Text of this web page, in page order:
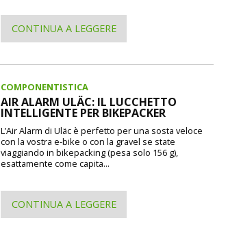
CONTINUA A LEGGERE
COMPONENTISTICA
AIR ALARM ULÄC: IL LUCCHETTO
INTELLIGENTE PER BIKEPACKER
L’Air Alarm di Uläc è perfetto per una sosta veloce
con la vostra e-bike o con la gravel se state
viaggiando in bikepacking (pesa solo 156 g),
esattamente come capita...
CONTINUA A LEGGERE